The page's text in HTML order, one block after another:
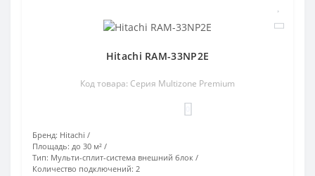
Hitachi RAM-33NP2E
Код товара: Серия Multizone Premium
Бренд: Hitachi
Площадь: до 30 м²
Тип: Мульти-сплит-система внешний блок
Количество подключений: 2